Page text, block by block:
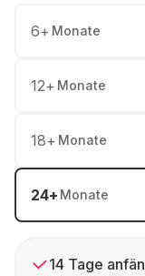
6+ Monate
12+ Monate
18+ Monate
24+ Monate
14 Tage